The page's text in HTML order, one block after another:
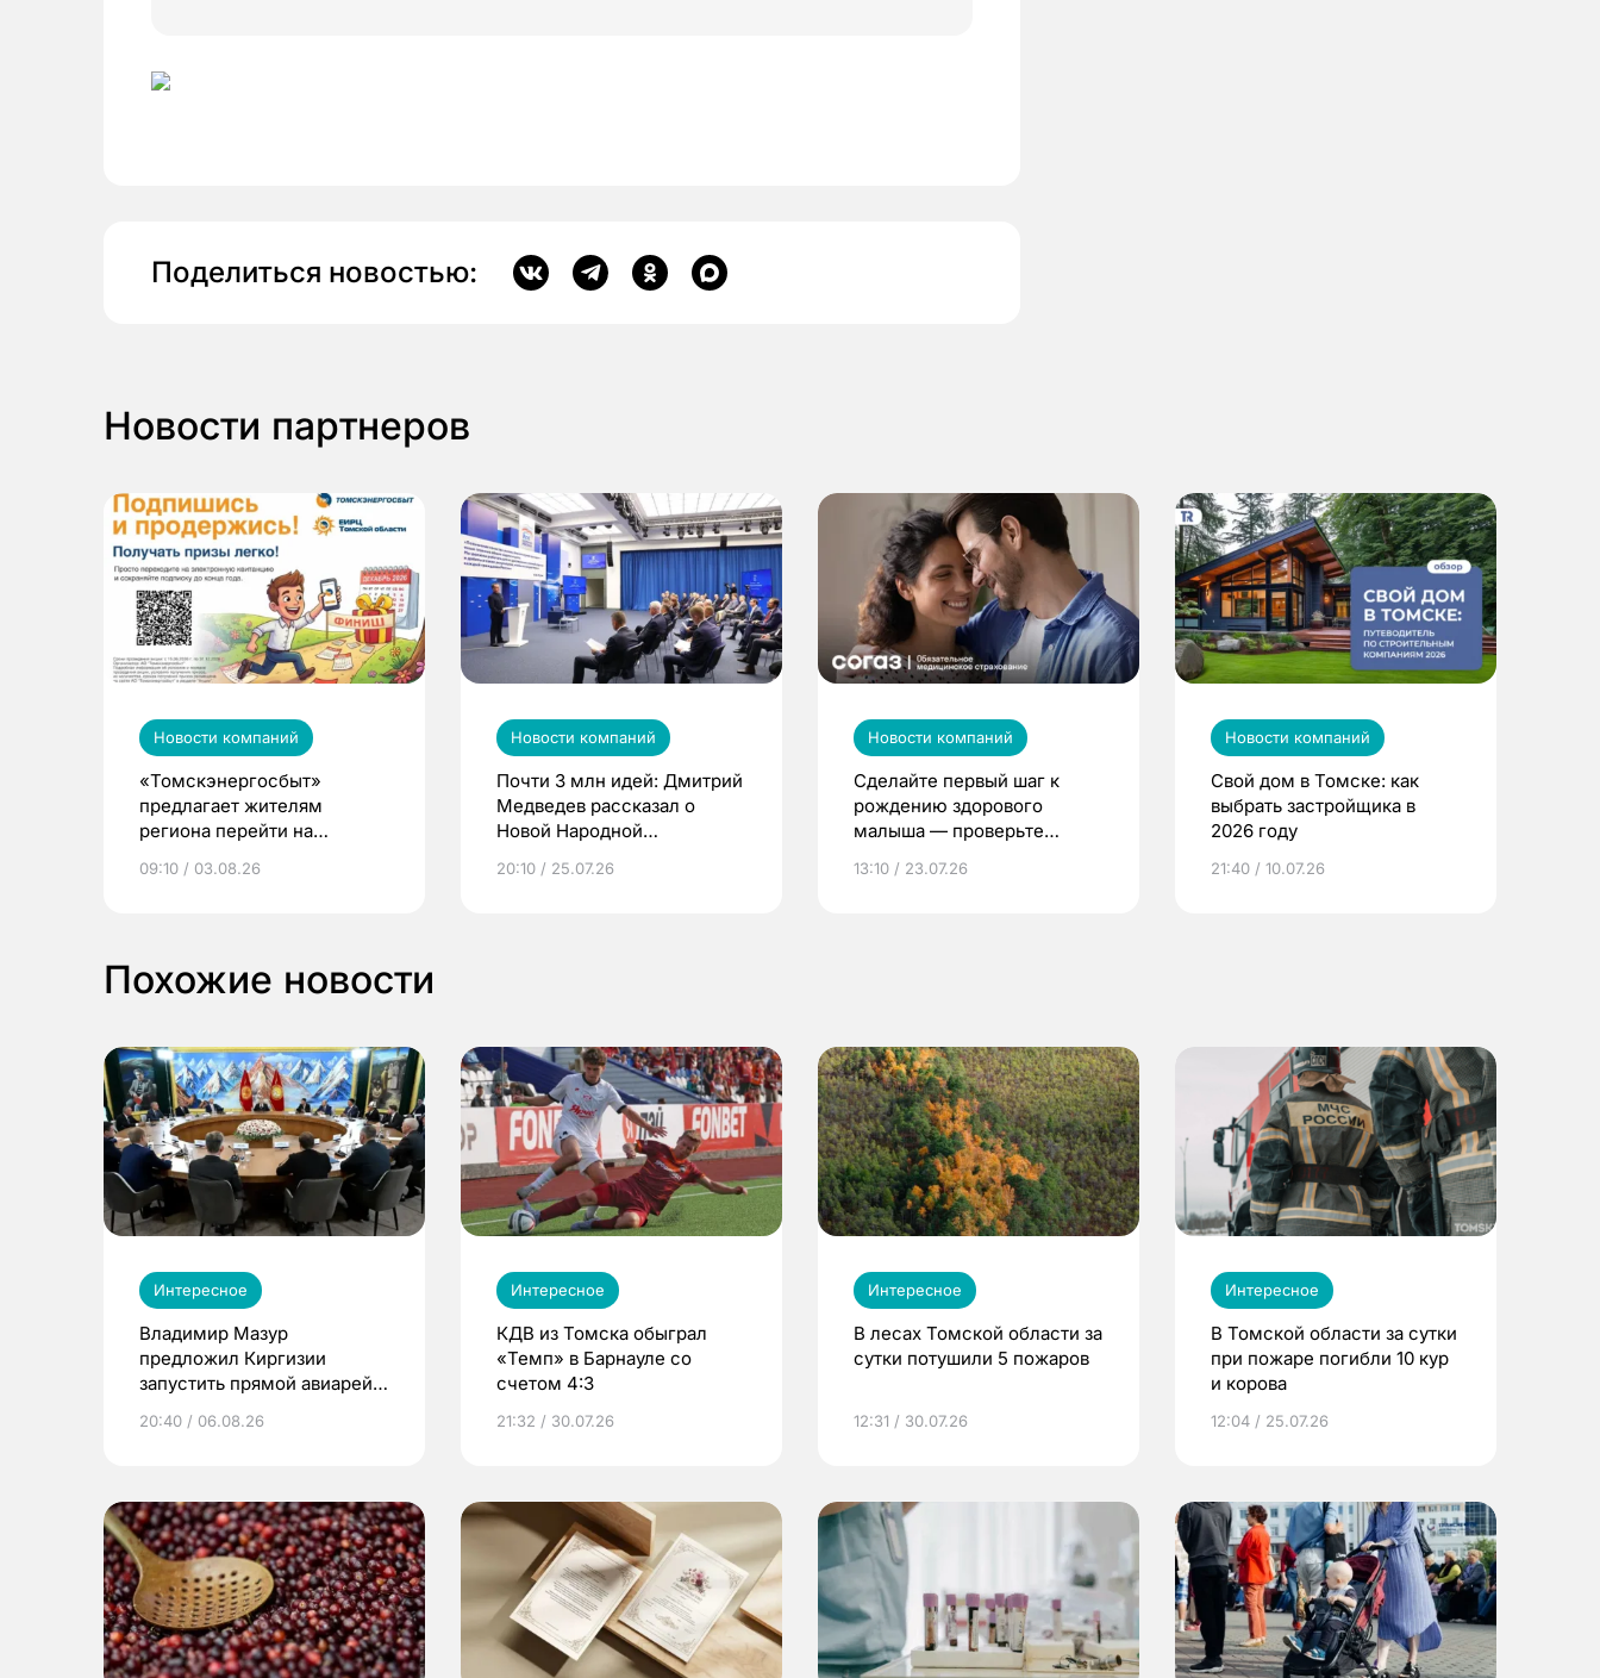
Поделиться новостью:
Новости партнеров
Новости компаний
«Томскэнергосбыт»
предлагает жителям
региона перейти на
выиграть призы
09:10 / 03.08.26
Новости компаний
Почти 3 млн идей: Дмитрий
Медведев рассказал о
Новой Народной
20:10 / 25.07.26
Новости компаний
Сделайте первый шаг к
рождению здорового
малыша — проверьте
по ОМС!
13:10 / 23.07.26
Новости компаний
Свой дом в Томске: как
выбрать застройщика в
2026 году
21:40 / 10.07.26
Похожие новости
Интересное
Владимир Мазур
предложил Киргизии
запустить прямой авиарейс
20:40 / 06.08.26
Интересное
КДВ из Томска обыграл
«Темп» в Барнауле со
счетом 4:3
21:32 / 30.07.26
Интересное
В лесах Томской области за
сутки потушили 5 пожаров
12:31 / 30.07.26
Интересное
В Томской области за сутки
при пожаре погибли 10 кур
и корова
12:04 / 25.07.26